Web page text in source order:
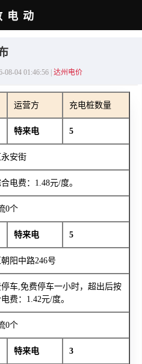
电动
04 01:46:56 | 达州电价
运营方 充电桩数量
特来电 5
永安街
电费：1.48元/度。
0个
特来电 5
阳中路246号
车,免费停车一小时，超出后按
费：1.42元/度。
0个
特来电 3